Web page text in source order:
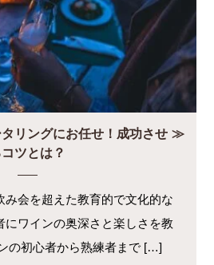
リングにお任せ！成功させ
ツとは？
み会を超えた教育的で文化的な
にワインの奥深さと楽しさを教
の初心者から熟練者まで […]